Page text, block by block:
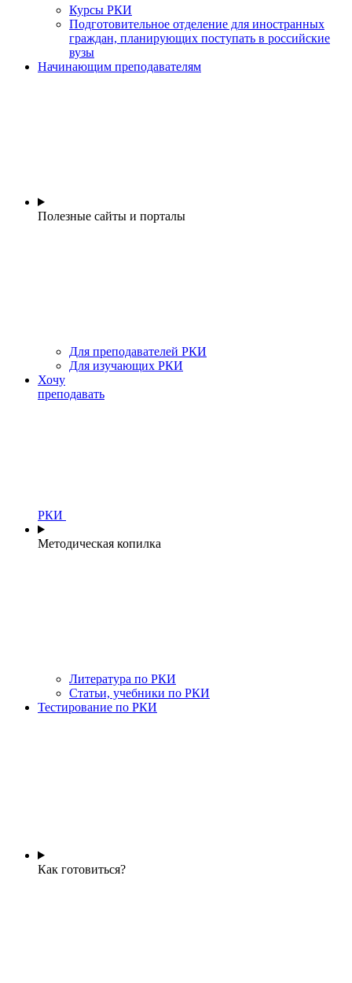
Курсы РКИ
Подготовительное отделение для иностранных
граждан, планирующих поступать в российские
вузы
Начинающим преподавателям
Полезные сайты и порталы
Для преподавателей РКИ
Для изучающих РКИ
Хочу
преподавать
РКИ
Методическая копилка
Литература по РКИ
Статьи, учебники по РКИ
Тестирование по РКИ
Как готовиться?